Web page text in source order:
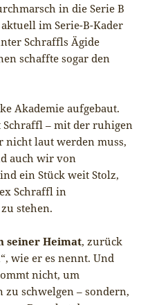
in die Serie B
im Serie-B-Kader
Schraffls Ägide
schaffte sogar den
Akademie aufgebaut.
Schraffl – mit der ruhigen
nicht laut werden muss,
auch wir von
ein Stück weit Stolz,
Schraffl in
stehen.
seiner Heimat, zurück
wie er es nennt. Und
nicht, um
zu schwelgen – sondern,